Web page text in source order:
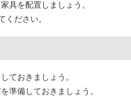
具を配置しましょう。
ください。
ておきましょう。
準備しておきましょう。